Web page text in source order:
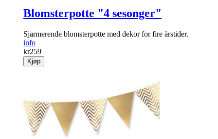
Blomsterpotte "4 sesonger"
Sjarmerende blomster­potte med dekor for fire årstider.
info
kr259
Kjøp